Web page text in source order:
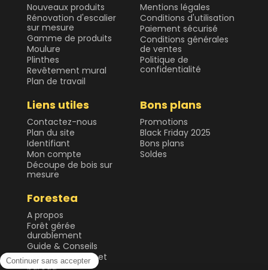
Nouveaux produits
Rénovation d'escalier
sur mesure
Gamme de produits
Moulure
Plinthes
Revêtement mural
Plan de travail
Mentions légales
Conditions d'utilisation
Paiement sécurisé
Conditions générales
de ventes
Politique de
confidentialité
Liens utiles
Contactez-nous
Plan du site
Identifiant
Mon compte
Découpe de bois sur
mesure
Bons plans
Promotions
Black Friday 2025
Bons plans
Soldes
Forestea
A propos
Forêt gérée
durablement
Guide & Conseils
Plateau de table et
bureau